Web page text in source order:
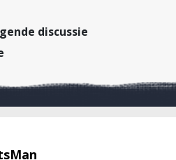
discussie